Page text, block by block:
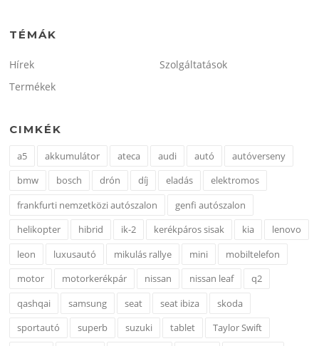
TÉMÁK
Hírek
Szolgáltatások
Termékek
CIMKÉK
a5 akkumulátor ateca audi autó
autóverseny
bmw
bosch drón díj eladás
elektromos
frankfurti nemzetközi autószalon
genfi autószalon
helikopter
hibrid ik-2 kerékpáros sisak kia
lenovo
leon
luxusautó mikulás rallye mini
mobiltelefon
motor
motorkerékpár nissan nissan leaf
q2
qashqai
samsung seat seat ibiza
skoda
sportautó
superb suzuki tablet
Taylor Swift